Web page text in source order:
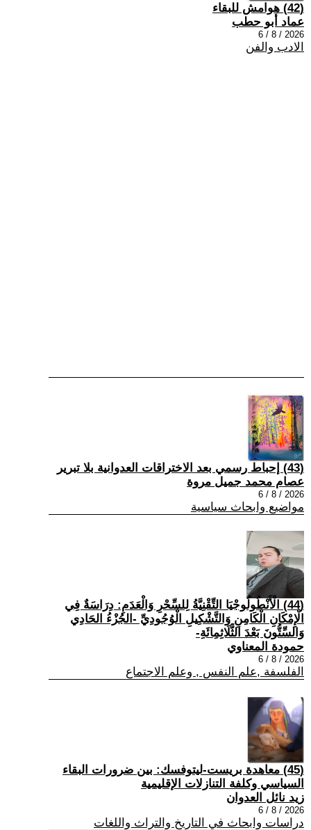
(42) هوامش للبقاء
عماد أبو حطب
2026 / 8 / 6
الادب والفن
(43) إحباط رسمي بعد الاختراقات العدوانية بلا تبرير
عصام محمد جميل مروة
2026 / 8 / 6
مواضيع وابحاث سياسية
(44) الْأَنْطُولُوجْيَا التِّقْنِيَّةُ لِلسِّحْرِ وَالْعَدَمِ: دِرَاسَةٌ فِي
الْإِمْكَانِ الْكَامِنِ وَالتَّشْكِيلِ الْوُجُودِيِّ -الجُزْءُ الحَادِي
وَالسِّتُّونَ بَعْدَ الثَّلَاثِمِائَةِ-
حمودة المعناوي
2026 / 8 / 6
الفلسفة ,علم النفس , وعلم الاجتماع
(45) معاهدة بريست-ليتوفسك: بين ضرورات البقاء
السياسي وكلفة التنازلات الإقليمية
زيد نائل العدوان
2026 / 8 / 6
دراسات وابحاث في التاريخ والتراث واللغات